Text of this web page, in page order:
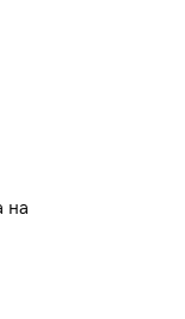
на